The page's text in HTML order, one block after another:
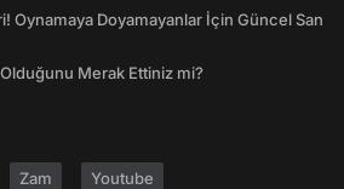
Oynamaya Doyamayanlar İçin Güncel San
Merak Ettiniz mi?
Zam Youtube